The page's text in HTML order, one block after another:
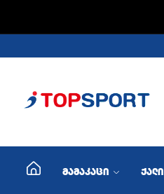
მამაკაცი ქალი